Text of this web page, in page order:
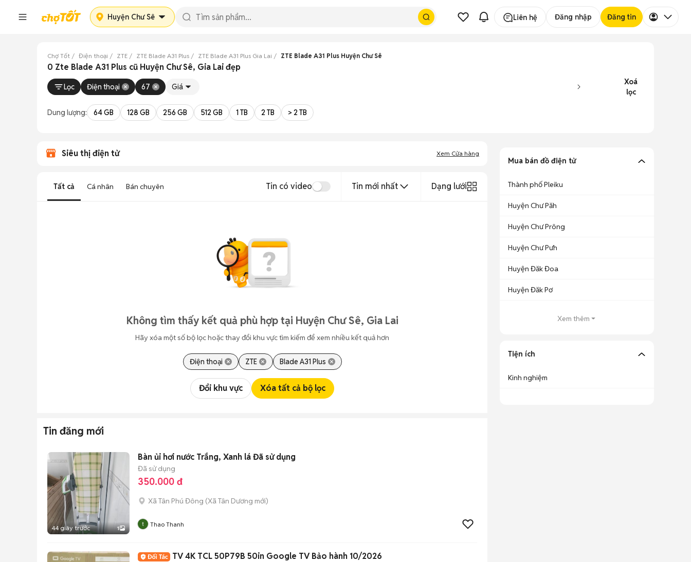
Huyện Chư Sê Liên hệ Đăng nhập Đăng tin
Chợ Tốt Điện thoại ZTE ZTE Blade A31 Plus ZTE Blade A31 Plus Gia Lai ZTE Blade A31 Plus Huyện Chư Sê
0 Zte Blade A31 Plus cũ Huyện Chư Sê, Gia Lai đẹp
Lọc Điện thoại 67 Giá
Xoá
lọc
Dung lượng: 64 GB 128 GB 256 GB 512 GB 1 TB 2 TB > 2 TB
Siêu thị điện tử Xem Cửa hàng
Tất cả Cá nhân Bán chuyên Tin có video Tin mới nhất Dạng lưới
Không tìm thấy kết quả phù hợp tại Huyện Chư Sê, Gia Lai
Hãy xóa một số bộ lọc hoặc thay đổi khu vực tìm kiếm để xem nhiều kết quả hơn
Điện thoại ZTE Blade A31 Plus
Đổi khu vực Xóa tất cả bộ lọc
Tin đăng mới
44 giây trước 1
Bàn ủi hơi nước Trắng, Xanh lá Đã sử dụng
Đã sử dụng
350.000 đ
Xã Tân Phú Đông (Xã Tân Dương mới)
Thao Thanh
TV 4K TCL 50P79B 50in Google TV Bảo hành 10/2026
Mua bán đồ điện tử
Thành phố Pleiku
Huyện Chư Păh
Huyện Chư Prông
Huyện Chư Pưh
Huyện Đăk Đoa
Huyện Đăk Pơ
Xem thêm
Tiện ích
Kinh nghiệm